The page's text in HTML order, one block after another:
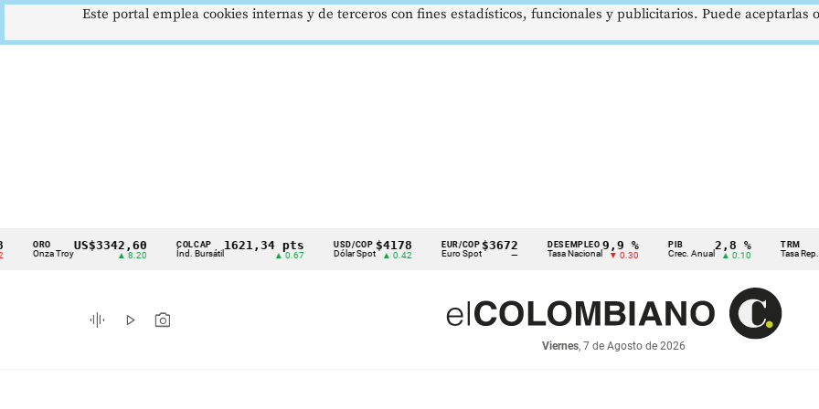
Cintillo
indicadores
económicos
Troy
US$3342,60
▲ 8.20
COLCAP
Índ. Bursátil
1621,34 pts USD/COP
Dólar Spot
$4178
▲ 0.42
EUR/COP
Euro Spot
$3672
—
DESEMPLEO
Tasa Nacional
9,9 %
▼ 0.30
PIB
Crec. Anual
2,8 %
▲ 0.10
TRM
Tasa Rep. Moneda
graphic_eq play_arrow photo_camera
Viernes, 7 de Agosto de 2026
Este portal emplea cookies internas y de terceros con fines estadísticos, funcionales y publicitarios. Puede aceptarlas